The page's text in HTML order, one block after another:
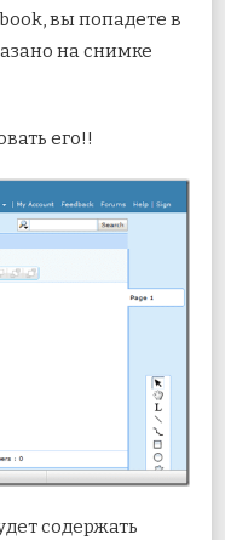
вы попадете в
на снимке
его!!
содержать